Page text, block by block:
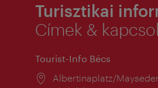
Turisztikai
Címek &
Tourist-Info Bécs
Helyszín:
Albertinaplatz/